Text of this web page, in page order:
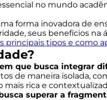
no mundo
forma inovadora de
seus benefícios na
principais tipos e como
que busca integrar
de maneira isolada,
rica e
superar a